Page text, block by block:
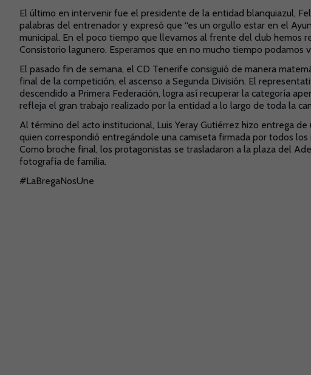
El último en intervenir fue el presidente de la entidad blanquiazul,
palabras del entrenador y expresó que “es un orgullo estar en el
municipal. En el poco tiempo que llevamos al frente del club hemos
Consistorio lagunero. Esperamos que en no mucho tiempo podamos
El pasado fin de semana, el CD Tenerife consiguió de manera
final de la competición, el ascenso a Segunda División. El
descendido a Primera Federación, logra así recuperar la categoría
refleja el gran trabajo realizado por la entidad a lo largo de toda la
Al término del acto institucional, Luis Yeray Gutiérrez hizo entrega de
quien correspondió entregándole una camiseta firmada por todos
Como broche final, los protagonistas se trasladaron a la plaza del
fotografía de familia.
#LaBregaNosUne